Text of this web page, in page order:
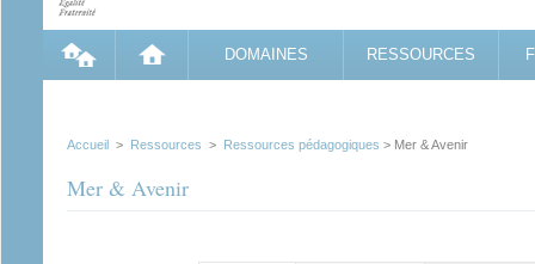
DOMAINES RESSOURCES
Accueil > Ressources > Ressources pédagogiques > Mer & Avenir
Mer & Avenir